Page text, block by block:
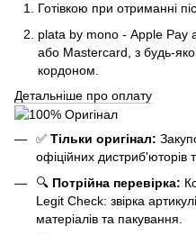
Готівкою при отриманні
plata by mono - Apple Pay
або Mastercard, з будь-
кордоном.
Детальніше про оплату
✅ Тільки оригінал:
офіційних
🔍 Потрійна перевірка:
Legit Check: звірка
матеріалів та пакування.